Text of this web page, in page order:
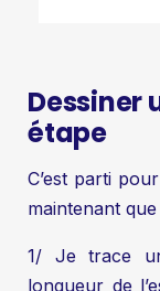
Dessiner
étape
C’est parti
maintenant
1/ Je trace
longueur de